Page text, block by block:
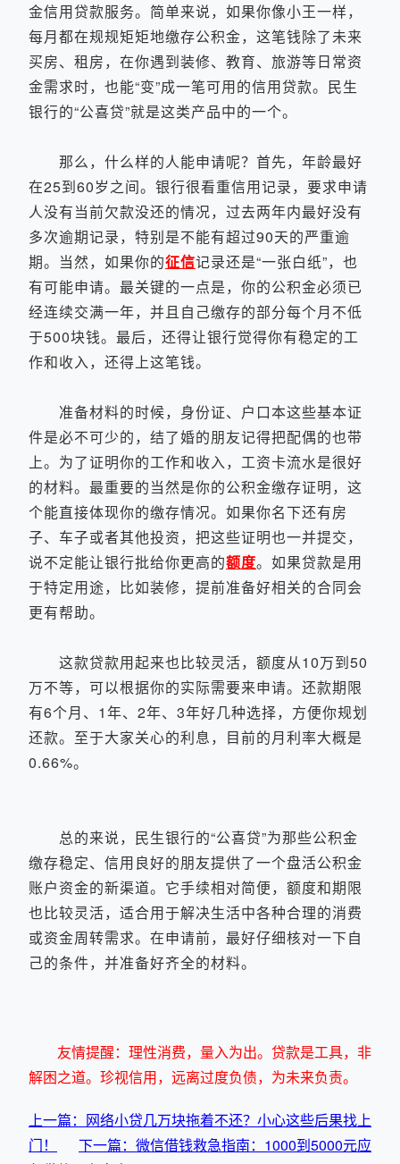
金信用贷款服务。简单来说，如果你像小王一样，
每月都在规规矩矩地缴存公积金，这笔钱除了未来
买房、租房，在你遇到装修、教育、旅游等日常资
金需求时，也能“变”成一笔可用的信用贷款。民生
银行的“公喜贷”就是这类产品中的一个。
那么，什么样的人能申请呢？首先，年龄最好
在25到60岁之间。银行很看重信用记录，要求申请
人没有当前欠款没还的情况，过去两年内最好没有
多次逾期记录，特别是不能有超过90天的严重逾
期。当然，如果你的征信记录还是“一张白纸”，也
有可能申请。最关键的一点是，你的公积金必须已
经连续交满一年，并且自己缴存的部分每个月不低
于500块钱。最后，还得让银行觉得你有稳定的工
作和收入，还得上这笔钱。
准备材料的时候，身份证、户口本这些基本证
件是必不可少的，结了婚的朋友记得把配偶的也带
上。为了证明你的工作和收入，工资卡流水是很好
的材料。最重要的当然是你的公积金缴存证明，这
个能直接体现你的缴存情况。如果你名下还有房
子、车子或者其他投资，把这些证明也一并提交，
说不定能让银行批给你更高的额度。如果贷款是用
于特定用途，比如装修，提前准备好相关的合同会
更有帮助。
这款贷款用起来也比较灵活，额度从10万到50
万不等，可以根据你的实际需要来申请。还款期限
有6个月、1年、2年、3年好几种选择，方便你规划
还款。至于大家关心的利息，目前的月利率大概是
0.66%。
总的来说，民生银行的“公喜贷”为那些公积金
缴存稳定、信用良好的朋友提供了一个盘活公积金
账户资金的新渠道。它手续相对简便，额度和期限
也比较灵活，适合用于解决生活中各种合理的消费
或资金周转需求。在申请前，最好仔细核对一下自
己的条件，并准备好齐全的材料。
友情提醒：理性消费，量入为出。贷款是工具，非
解困之道。珍视信用，远离过度负债，为未来负责。
上一篇：网络小贷几万块拖着不还？小心这些后果找上
门！
下一篇：微信借钱救急指南：1000到5000元应